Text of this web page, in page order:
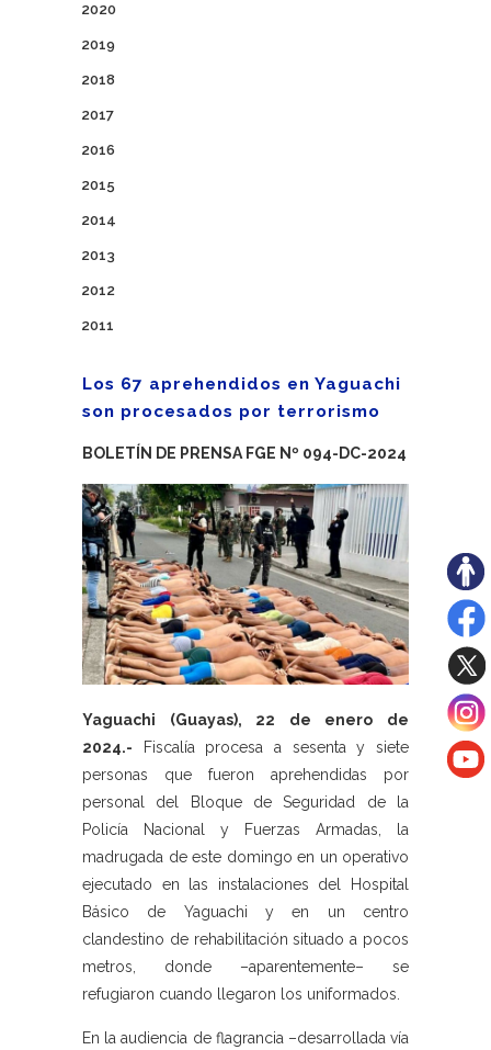
2020
2019
2018
2017
2016
2015
2014
2013
2012
2011
Los 67 aprehendidos en Yaguachi
son procesados por terrorismo
BOLETÍN DE PRENSA FGE Nº 094-DC-2024
Yaguachi (Guayas), 22 de enero de
2024.- Fiscalía procesa a sesenta y siete
personas que fueron aprehendidas por
personal del Bloque de Seguridad de la
Policía Nacional y Fuerzas Armadas, la
madrugada de este domingo en un operativo
ejecutado en las instalaciones del Hospital
Básico de Yaguachi y en un centro
clandestino de rehabilitación situado a pocos
metros, donde –aparentemente– se
refugiaron cuando llegaron los uniformados.
En la audiencia de flagrancia –desarrollada vía